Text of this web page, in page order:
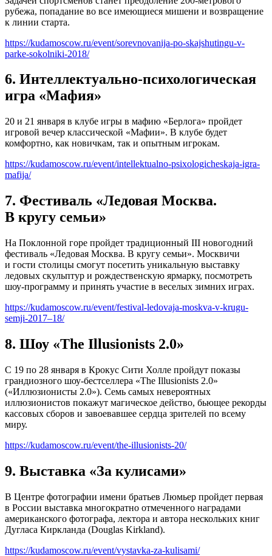
рубежа, попадание во все имеющиеся мишени и возвращение
к линии старта.
https://kudamoscow.ru/event/sorevnovanija-po-skajshutingu-v-
parke-sokolniki-2018/
6. Интеллектуально-психологическая
игра «Мафия»
20 и 21 января в клубе игры в мафию «Берлога» пройдет
игровой вечер классической «Мафии». В клубе будет
комфортно, как новичкам, так и опытным игрокам.
https://kudamoscow.ru/event/intellektualno-psixologicheskaja-igra-
mafija/
7. Фестиваль «Ледовая Москва.
В кругу семьи»
На Поклонной горе пройдет традиционный III новогодний
фестиваль «Ледовая Москва. В кругу семьи». Москвичи
и гости столицы смогут посетить уникальную выставку
ледовых скульптур и рождественскую ярмарку, посмотреть
шоу-программу и принять участие в веселых зимних играх.
https://kudamoscow.ru/event/festival-ledovaja-moskva-v-krugu-
semji-2017–18/
8. Шоу «The Illusionists 2.0»
С 19 по 28 января в Крокус Сити Холле пройдут показы
грандиозного шоу-бестселлера «The Illusionists 2.0»
(«Иллюзионисты 2.0»). Семь самых невероятных
иллюзионистов покажут магическое действо, бьющее рекорды
кассовых сборов и завоевавшее сердца зрителей по всему
миру.
https://kudamoscow.ru/event/the-illusionists-20/
9. Выставка «За кулисами»
В Центре фотографии имени братьев Люмьер пройдет первая
в России выставка многократно отмеченного наградами
американского фотографа, лектора и автора нескольких книг
Дугласа Киркланда (Douglas Kirkland).
https://kudamoscow.ru/event/vystavka-za-kulisami/